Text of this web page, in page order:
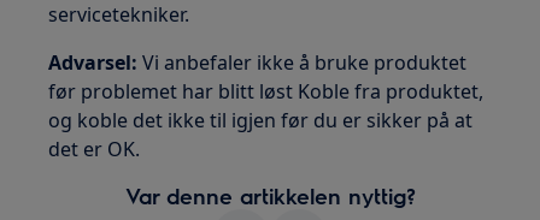
servicetekniker.
Advarsel: Vi anbefaler ikke å bruke produktet
før problemet har blitt løst Koble fra produktet,
og koble det ikke til igjen før du er sikker på at
det er OK.
Var denne artikkelen nyttig?